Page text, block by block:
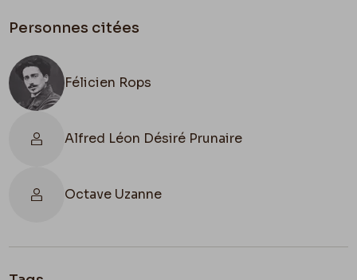
Personnes citées
Félicien Rops
Alfred Léon Désiré Prunaire
Octave Uzanne